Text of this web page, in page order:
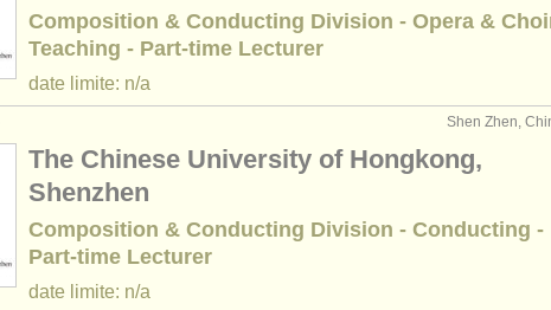
Composition & Conducting Division - Opera &
Teaching - Part-time Lecturer
date limite: n/a
Shen Zhen,
The Chinese University of Hongkong,
Shenzhen
Composition & Conducting Division - Conducting -
Part-time Lecturer
date limite: n/a